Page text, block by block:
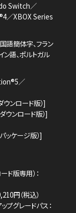
Switch／
／XBOX Series
語簡体字、フラン
ン語、ポルトガル
／
ンロード版）]
ンロード版）]
ケージ版）]
ド版専用）：
円（税込）
グレードパス：